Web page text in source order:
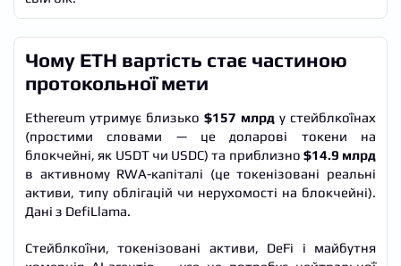
Чому ETH вартість стає частиною
протокольної мети
Ethereum утримує близько $157 млрд у стейблкоїнах
(простими словами — це доларові токени на
блокчейні, як USDT чи USDC) та приблизно $14.9 млрд
в активному RWA-капіталі (це токенізовані реальні
активи, типу облігацій чи нерухомості на блокчейні).
Дані з DefiLlama.
Стейблкоїни, токенізовані активи, DeFi і майбутня